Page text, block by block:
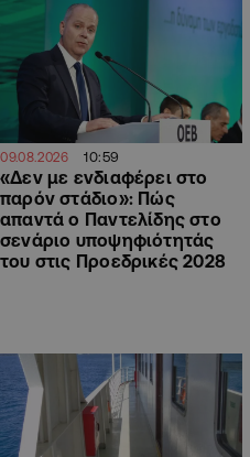
09.08.2026 10:59
«Δεν με ενδιαφέρει στο
παρόν στάδιο»: Πώς
απαντά ο Παντελίδης στο
σενάριο υποψηφιότητάς
του στις Προεδρικές 2028